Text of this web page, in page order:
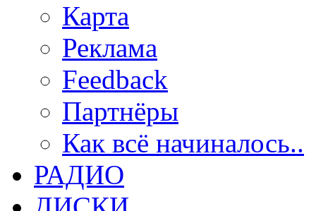
Карта
Реклама
Feedback
Партнёры
Как всё начиналось..
РАДИО